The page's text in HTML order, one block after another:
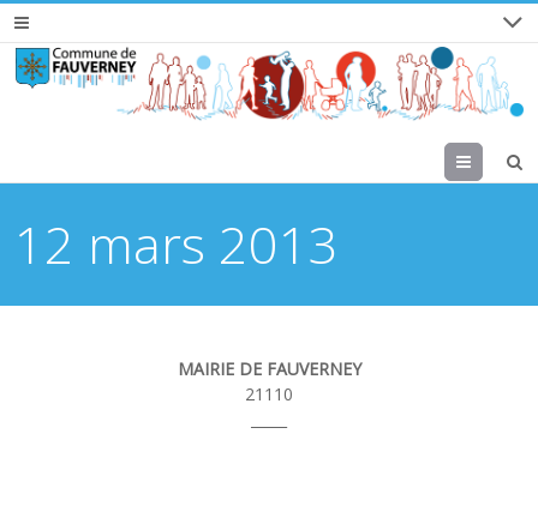
Menu
12 mars 2013
MAIRIE DE FAUVERNEY
21110